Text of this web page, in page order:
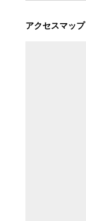
アクセスマップ